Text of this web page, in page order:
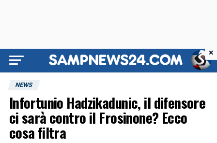
NEWS
Infortunio Hadzikadunic, il difensore
ci sarà contro il Frosinone? Ecco
cosa filtra
×